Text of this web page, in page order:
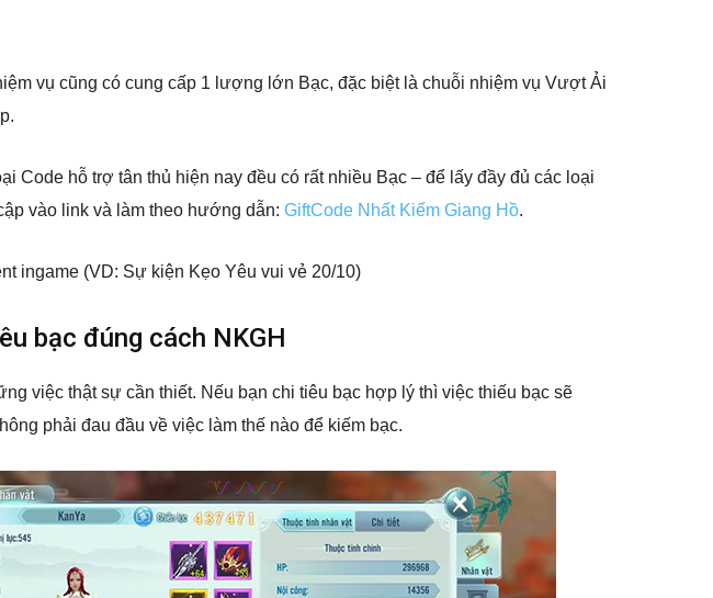
vụ cũng có cung cấp 1 lượng lớn Bạc, đặc biệt là chuỗi nhiệm vụ Vượt Ải
Code hỗ trợ tân thủ hiện nay đều có rất nhiều Bạc – để lấy đầy đủ các loại
vào link và làm theo hướng dẫn: GiftCode Nhất Kiếm Giang Hồ.
ingame (VD: Sự kiện Kẹo Yêu vui vẻ 20/10)
bạc đúng cách NKGH
việc thật sự cần thiết. Nếu bạn chi tiêu bạc hợp lý thì việc thiếu bạc sẽ
phải đau đầu về việc làm thế nào để kiếm bạc.